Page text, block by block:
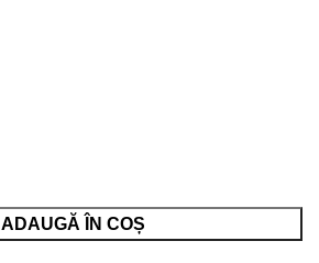
ADAUGĂ ÎN COȘ